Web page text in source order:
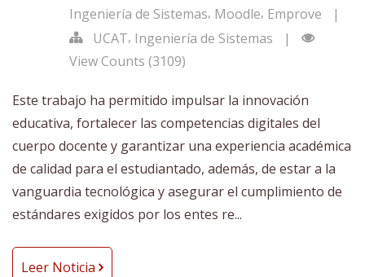
Ingeniería de Sistemas, Moodle, Emprove
|
UCAT, Ingeniería de Sistemas
|
View Counts (3109)
Este trabajo ha permitido impulsar la innovación
educativa, fortalecer las competencias digitales del
cuerpo docente y garantizar una experiencia académica
de calidad para el estudiantado, además, de estar a la
vanguardia tecnológica y asegurar el cumplimiento de
estándares exigidos por los entes re...
Leer Noticia